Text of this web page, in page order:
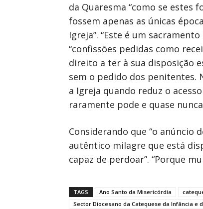
da Quaresma “como se estes
fossem apenas as únicas
Igreja”. “Este é um
“confissões pedidas como
direito a ter à sua disposição
sem o pedido dos penitentes.
a Igreja quando reduz o
raramente pode e quase
Considerando que “o
autêntico milagre que está
capaz de perdoar”. “Porque
TAGS Ano Santo da Misericórdia
Sector Diocesano da Catequese da Infância e